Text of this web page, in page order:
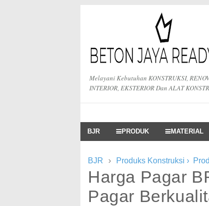
Melayani Kebutuhan KONSTRUKSI,
INTERIOR, EKSTERIOR Dan ALAT
BJR PRODUK MATERIAL
BJR › Produks Konstruksi ›
Harga Pagar
Pagar